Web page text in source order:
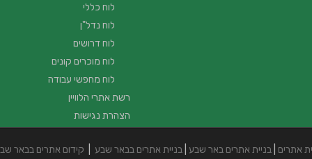
לוח כללי
לוח נדל"ן
לוח דרושים
לוח מוכרים קונים
לוח מחפשי עבודה
רשת אתרי הלוויין
הצהרת נגישות
אתרים בניית אתרים באר שבע בניית אתרים בבאר שבע קידום אתרים בבאר